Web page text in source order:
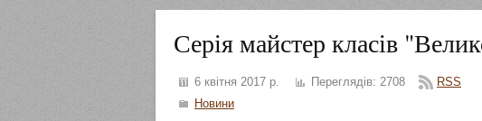
Серія майстер класів
6 квітня 2017 р. Переглядів: 2708
RSS
Новини